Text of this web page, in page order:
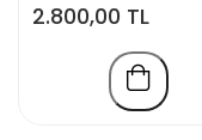
Dijital Budama Makası
2.800,00 TL